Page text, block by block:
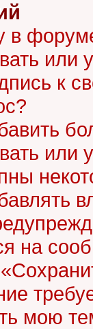
в
или
к
или
на
мою